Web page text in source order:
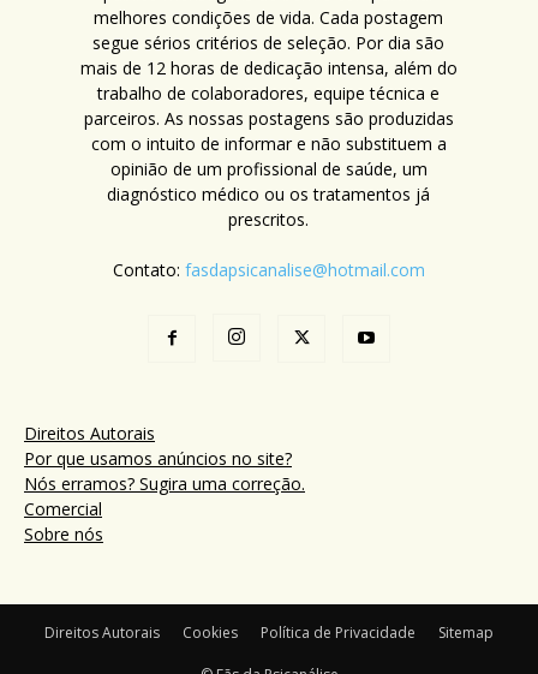
melhores condições de vida. Cada postagem
segue sérios critérios de seleção. Por dia são
mais de 12 horas de dedicação intensa, além do
trabalho de colaboradores, equipe técnica e
parceiros. As nossas postagens são produzidas
com o intuito de informar e não substituem a
opinião de um profissional de saúde, um
diagnóstico médico ou os tratamentos já
prescritos.
Contato: fasdapsicanalise@hotmail.com
Direitos Autorais
Por que usamos anúncios no site?
Nós erramos? Sugira uma correção.
Comercial
Sobre nós
Direitos Autorais Cookies Política de Privacidade Sitemap